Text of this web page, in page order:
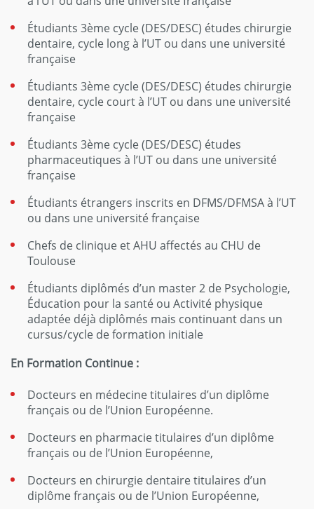
Étudiants 3ème cycle (DES/DESC) études chirurgie
dentaire, cycle long à l’UT ou dans une université
française
Étudiants 3ème cycle (DES/DESC) études chirurgie
dentaire, cycle court à l’UT ou dans une université
française
Étudiants 3ème cycle (DES/DESC) études
pharmaceutiques à l’UT ou dans une université
française
Étudiants étrangers inscrits en DFMS/DFMSA à l’UT
ou dans une université française
Chefs de clinique et AHU affectés au CHU de
Toulouse
Étudiants diplômés d’un master 2 de Psychologie,
Éducation pour la santé ou Activité physique
adaptée déjà diplômés mais continuant dans un
cursus/cycle de formation initiale
En Formation Continue :
Docteurs en médecine titulaires d’un diplôme
français ou de l’Union Européenne.
Docteurs en pharmacie titulaires d’un diplôme
français ou de l’Union Européenne,
Docteurs en chirurgie dentaire titulaires d’un
diplôme français ou de l’Union Européenne,